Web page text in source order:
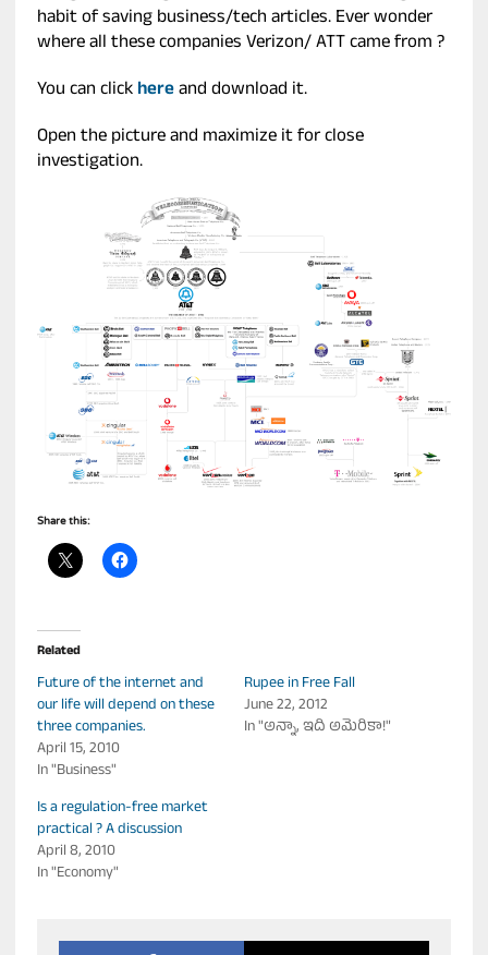
habit of saving business/tech articles. Ever wonder
where all these companies Verizon/ ATT came from ?
You can click hereand download it.
Open the picture and maximize it for close
investigation.
Share this:
Related
Future of the internet and
our life will depend on these
three companies.
April 15, 2010
In "Business"
Rupee in Free Fall
June 22, 2012
In "అన్నా, ఇది అమెరికా!"
Is a regulation-free market
practical ? A discussion
April 8, 2010
In "Economy"